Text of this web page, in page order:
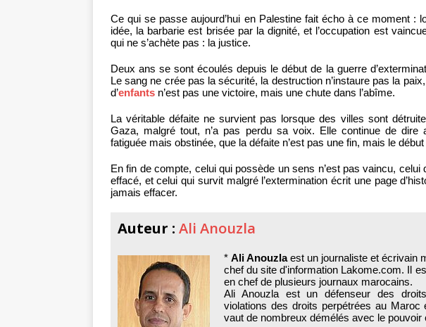
Ce qui se passe aujourd’hui en Palestine fait écho à ce moment :
idée, la barbarie est brisée par la dignité, et l’occupation est
qui ne s’achète pas : la justice.
Deux ans se sont écoulés depuis le début de la guerre
Le sang ne crée pas la sécurité, la destruction n’instaure pas la
d’enfants n’est pas une victoire, mais une chute dans l’abîme.
La véritable défaite ne survient pas lorsque des villes sont
Gaza, malgré tout, n’a pas perdu sa voix. Elle continue de dire
fatiguée mais obstinée, que la défaite n’est pas une fin, mais le début
En fin de compte, celui qui possède un sens n’est pas vaincu, celui
effacé, et celui qui survit malgré l’extermination écrit une page
jamais effacer.
Auteur : Ali Anouzla
*Ali Anouzlaest un journaliste et écrivain
chef du site d'information Lakome.com. Il
en chef de plusieurs journaux marocains.
Ali Anouzla est un défenseur des
violations des droits perpétrées au
vaut de nombreux démélés avec le